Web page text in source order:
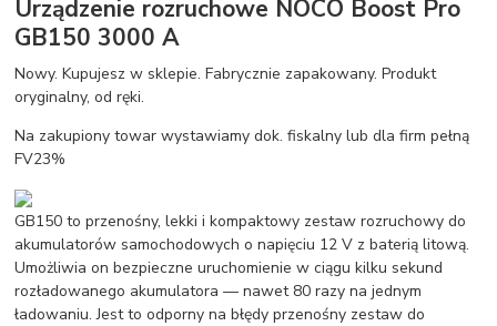
Urządzenie rozruchowe NOCO Boost Pro
GB150 3000 A
Nowy. Kupujesz w sklepie. Fabrycznie zapakowany. Produkt
oryginalny, od ręki.
Na zakupiony towar wystawiamy dok. fiskalny lub dla firm pełną
FV23%
GB150 to przenośny, lekki i kompaktowy zestaw rozruchowy do
akumulatorów samochodowych o napięciu 12 V z baterią litową.
Umożliwia on bezpieczne uruchomienie w ciągu kilku sekund
rozładowanego akumulatora — nawet 80 razy na jednym
ładowaniu. Jest to odporny na błędy przenośny zestaw do